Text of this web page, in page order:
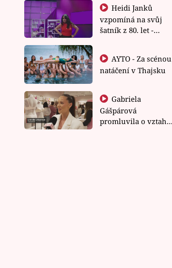
Heidi Janků
vzpomíná na svůj
šatník z 80. let -
natáčení v Thajsku
Gabriela
Gášpárová
promluvila o vztahu